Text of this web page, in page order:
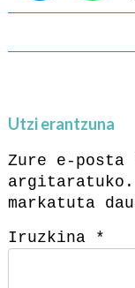
Utzi erantzuna
Zure e-posta
argitaratuko.
markatuta
Iruzkina
*